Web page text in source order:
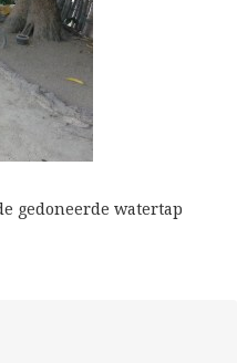
gedoneerde watertap